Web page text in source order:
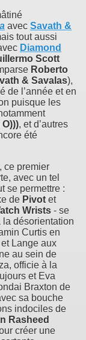
avec Savath &
tout aussi
Diamond
Scott
Roberto
& Savalas),
de l’année et en
puisque les
, et d’autres
été
, ce premier
avec un tel
se permettre :
de Pivot et
Wrists - se
la désorientation
Curtis en
Lange aux
au sein de
officie à la
et Eva
Braxton de
sa bouche
indociles de
Rasheed
créer une